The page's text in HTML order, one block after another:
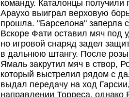
команду. Каталонцы
Араухо выиграл верховую
прошла. "Барселона" заперла
Вскоре Фати оставил мяч под
но игровой снаряд задел
в дальнюю штангу. После
Ямаль закрутил мяч в створ,
который выстрелил рядом с
выдал передачу на ход
направлении Торреса, однако